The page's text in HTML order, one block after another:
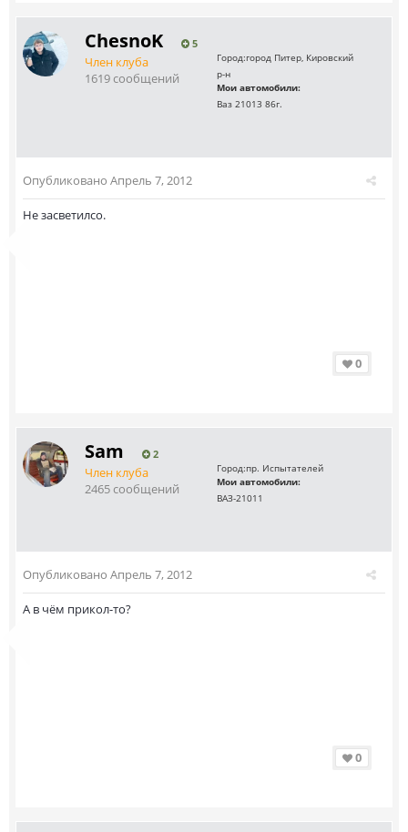
ChesnoK 5
Член клуба
1619 сообщений
Город:город Питер, Кировский
р-н
Мои автомобили:
Ваз 21013 86г.
Опубликовано Апрель 7, 2012
Не засветилсо.
0
Sam 2
Член клуба
2465 сообщений
Город:пр. Испытателей
Мои автомобили:
ВАЗ-21011
Опубликовано Апрель 7, 2012
А в чём прикол-то?
0